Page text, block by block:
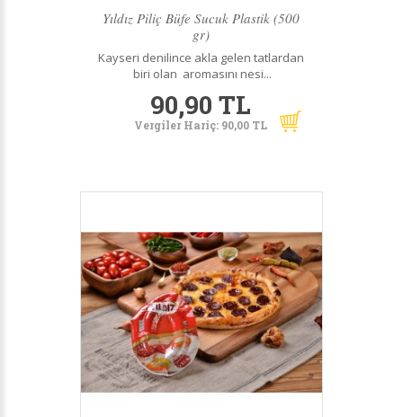
Yıldız Piliç Büfe Sucuk Plastik (500
gr)
Kayseri denilince akla gelen tatlardan
biri olan aromasını nesi...
90,90 TL
Vergiler Hariç: 90,00 TL